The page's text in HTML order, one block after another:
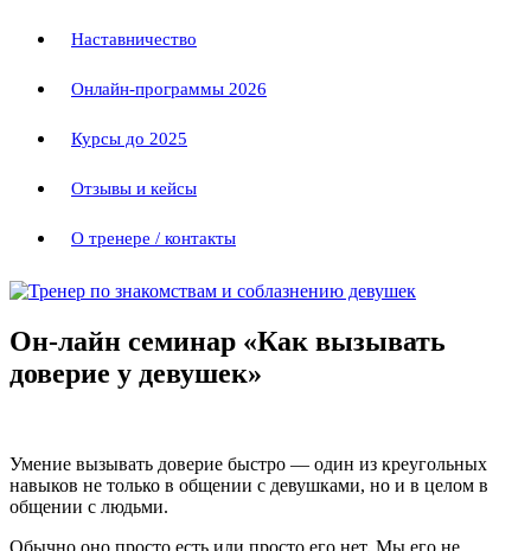
Наставничество
Онлайн-программы 2026
Курсы до 2025
Отзывы и кейсы
О тренере / контакты
Он-лайн семинар «Как вызывать
доверие у девушек»
Умение вызывать доверие быстро — один из креугольных
навыков не только в общении с девушками, но и в целом в
общении с людьми.
Обычно оно просто есть или просто его нет. Мы его не